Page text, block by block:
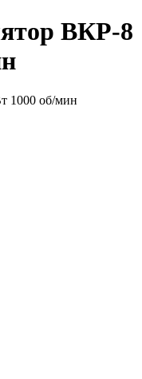
ВКР-8